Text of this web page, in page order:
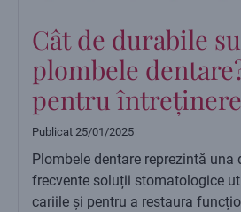
Cât de durabile
plombele
pentru
Publicat 25/01/2025
Plombele dentare reprezintă una
frecvente soluții stomatologice
cariile și pentru a restaura